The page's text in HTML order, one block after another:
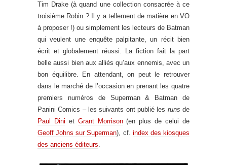
Tim Drake (à quand une collection consacrée à ce
troisième Robin ? Il y a tellement de matière en VO
à proposer !) ou simplement les lecteurs de Batman
qui veulent une enquête palpitante, un récit bien
écrit et globalement réussi. La fiction fait la part
belle aussi bien aux alliés qu’aux ennemis, avec un
bon équilibre. En attendant, on peut le retrouver
dans le marché de l’occasion en prenant les quatre
premiers numéros de Superman & Batman de
Panini Comics – les suivants ont publié les runs de
Paul Dini et Grant Morrison(en plus de celui de
Geoff Johns sur Superman), cf. index des kiosques
des anciens éditeurs.